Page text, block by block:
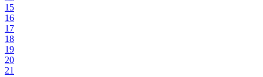
15
16
17
18
19
20
21